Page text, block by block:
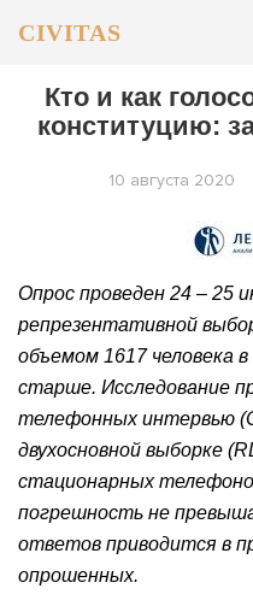
CIVITAS
ОБЩЕСТВО
Кто и как
конституцию:
10 августа 2020
Опрос проведен 24 – 25
репрезентативной
объемом 1617 человека
старше. Исследование
телефонных интервью
двухосновной выборке
стационарных
погрешность не
ответов приводится в
опрошенных.